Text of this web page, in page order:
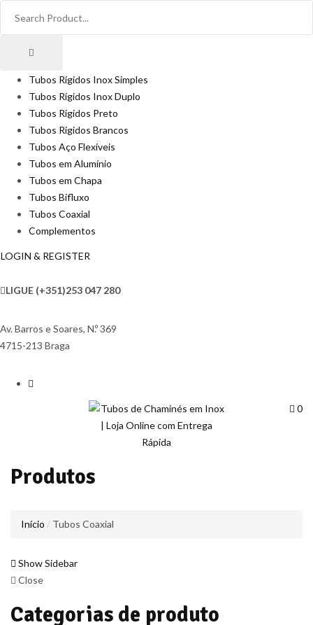
Tubos Rígidos Inox Simples
Tubos Rígidos Inox Duplo
Tubos Rígidos Preto
Tubos Rígidos Brancos
Tubos Aço Flexíveis
Tubos em Alumínio
Tubos em Chapa
Tubos Bifluxo
Tubos Coaxial
Complementos
LOGIN & REGISTER
LIGUE (+351)253 047 280
Av. Barros e Soares, N.º 369
4715-213 Braga
0
Produtos
Início Tubos Coaxial
Show Sidebar
Close
Categorias de produto